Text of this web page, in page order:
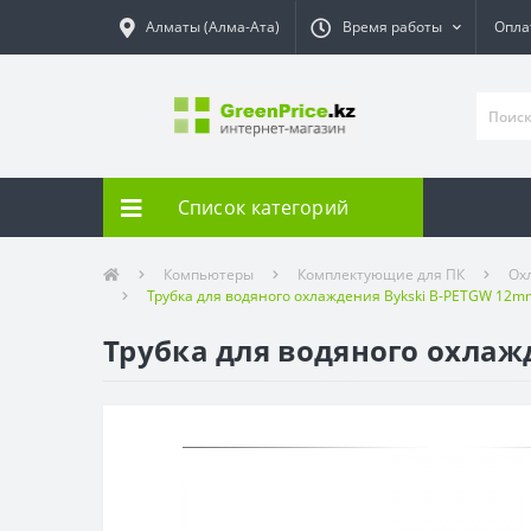
Алматы (Алма-Ата) Время работы
Список категорий
Компьютеры Комплектующие для ПК
Трубка для водяного охлаждения Bykski B-PETGW
Трубка для водяного